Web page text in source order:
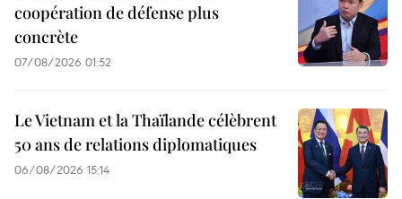
coopération de défense plus
concrète
07/08/2026 01:52
Le Vietnam et la Thaïlande célèbrent
50 ans de relations diplomatiques
06/08/2026 15:14